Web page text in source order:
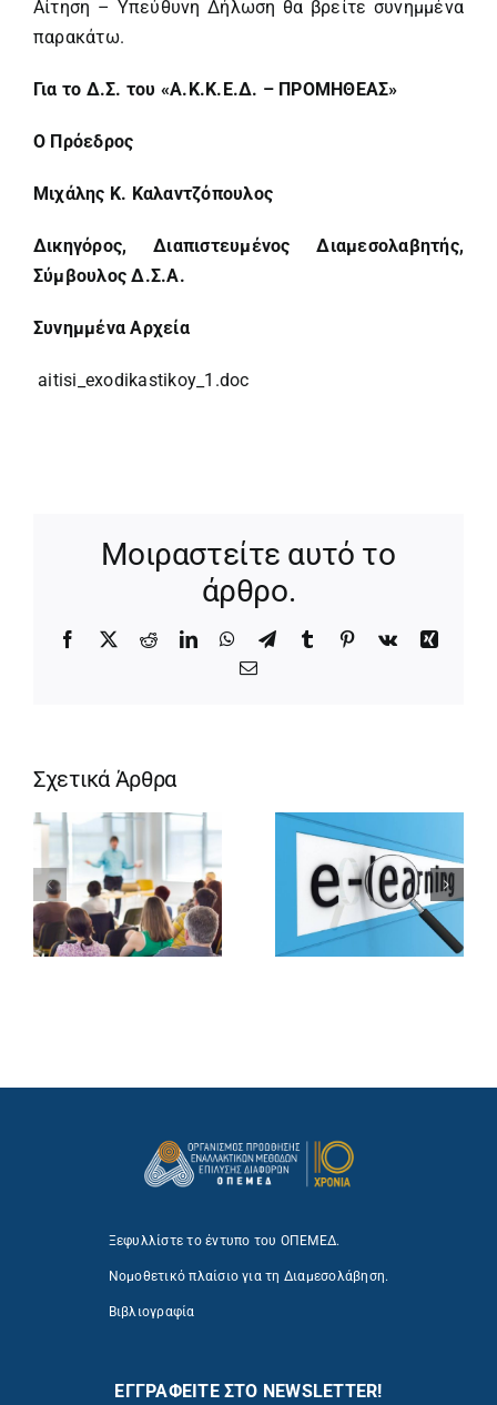
Αίτηση – Υπεύθυνη Δήλωση θα βρείτε συνημμένα
παρακάτω.
Για το Δ.Σ. του «Α.Κ.Κ.Ε.Δ. – ΠΡΟΜΗΘΕΑΣ»
Ο Πρόεδρος
Μιχάλης Κ. Καλαντζόπουλος
Δικηγόρος, Διαπιστευμένος Διαμεσολαβητής,
Σύμβουλος Δ.Σ.Α.
Συνημμένα Αρχεία
aitisi_exodikastikoy_1.doc
Μοιραστείτε αυτό το
άρθρο.
Facebook
X RedditLinkedInWhatsApp
TelegramTumblr Pinterest
Vk
Xing
Email
Σχετικά Άρθρα
Ξεφυλλίστε το έντυπο του ΟΠΕΜΕΔ.
Νομοθετικό πλαίσιο για τη Διαμεσολάβηση.
Βιβλιογραφία
ΕΓΓΡΑΦΕΙΤΕ ΣΤΟ NEWSLETTER!